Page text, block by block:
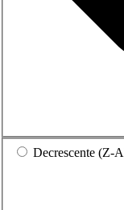
Decrescente (Z-